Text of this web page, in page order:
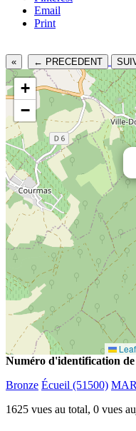
Email
Print
« ← PRECEDENT
+
−
Numéro d'identification de
Bronze Écueil (51500)
1625 vues au total, 0 vues